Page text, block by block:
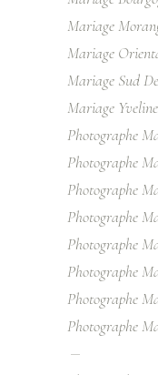
Mariage
Mariage
Mariage Sud
Mariage
Photographe
Photographe
Photographe
Photographe
Photographe
Photographe
Photographe
Photographe